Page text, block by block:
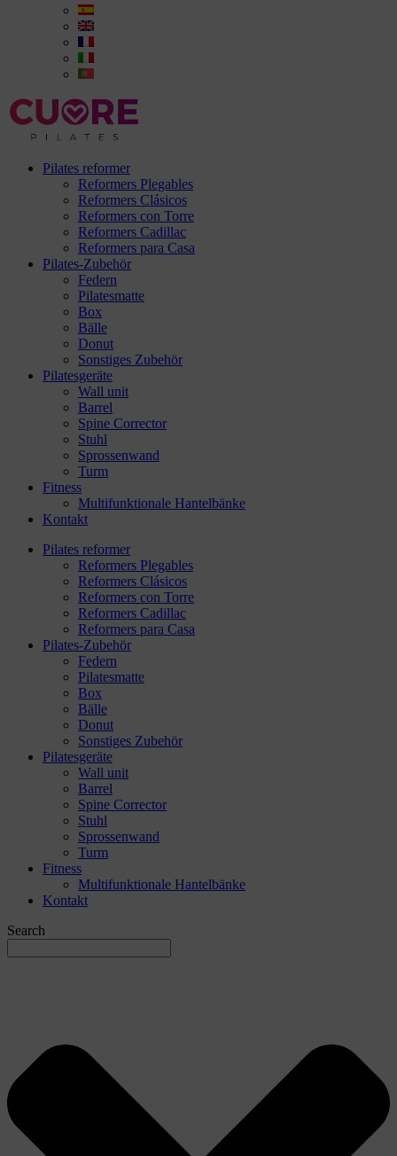
Pilates reformer
Reformers Plegables
Reformers Clásicos
Reformers con Torre
Reformers Cadillac
Reformers para Casa
Pilates-Zubehör
Federn
Pilatesmatte
Box
Bälle
Donut
Sonstiges Zubehör
Pilatesgeräte
Wall unit
Barrel
Spine Corrector
Stuhl
Sprossenwand
Turm
Fitness
Multifunktionale Hantelbänke
Kontakt
Pilates reformer
Reformers Plegables
Reformers Clásicos
Reformers con Torre
Reformers Cadillac
Reformers para Casa
Pilates-Zubehör
Federn
Pilatesmatte
Box
Bälle
Donut
Sonstiges Zubehör
Pilatesgeräte
Wall unit
Barrel
Spine Corrector
Stuhl
Sprossenwand
Turm
Fitness
Multifunktionale Hantelbänke
Kontakt
Search